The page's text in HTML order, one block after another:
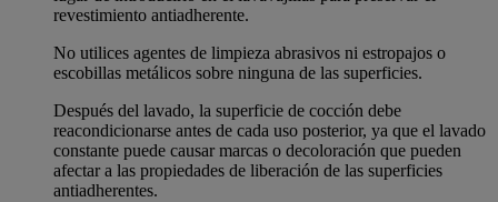
revestimiento antiadherente.
No utilices agentes de limpieza abrasivos ni estropajos o
escobillas metálicos sobre ninguna de las superficies.
Después del lavado, la superficie de cocción debe
reacondicionarse antes de cada uso posterior, ya que el lavado
constante puede causar marcas o decoloración que pueden
afectar a las propiedades de liberación de las superficies
antiadherentes.